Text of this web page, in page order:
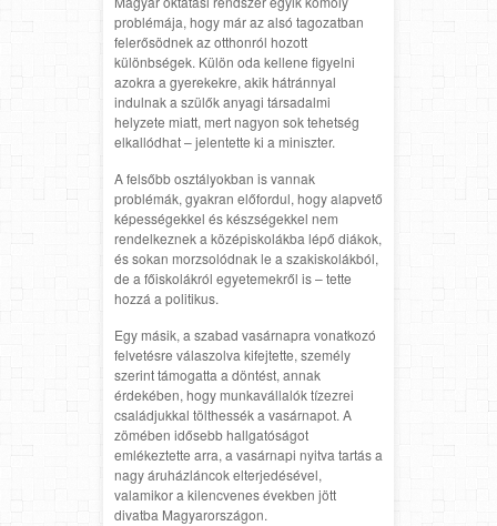
problémája, hogy már az alsó tagozatban
felerősödnek az otthonról hozott
különbségek. Külön oda kellene figyelni
azokra a gyerekekre, akik hátránnyal
indulnak a szülők anyagi társadalmi
helyzete miatt, mert nagyon sok tehetség
elkallódhat – jelentette ki a miniszter.
A felsőbb osztályokban is vannak
problémák, gyakran előfordul, hogy alapvető
képességekkel és készségekkel nem
rendelkeznek a középiskolákba lépő diákok,
és sokan morzsolódnak le a szakiskolákból,
de a főiskolákról egyetemekről is – tette
hozzá a politikus.
Egy másik, a szabad vasárnapra vonatkozó
felvetésre válaszolva kifejtette, személy
szerint támogatta a döntést, annak
érdekében, hogy munkavállalók tízezrei
családjukkal tölthessék a vasárnapot. A
zömében idősebb hallgatóságot
emlékeztette arra, a vasárnapi nyitva tartás a
nagy áruházláncok elterjedésével,
valamikor a kilencvenes években jött
divatba Magyarországon.